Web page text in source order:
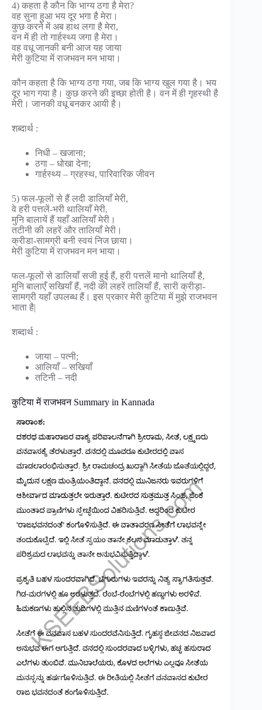
4) कहता है कौन कि भाग्य ठगा है मेरा?
वह सुना हुआ भय दूर भगा है मेरा।
कुछ करने में अब हाथ लगा है मेरा,
वन में ही तो गार्हस्थ्य जगा है मेरा।
वह वधू जानकी बनी आज यह जाया
मेरी कुटिया में राजभवन मन भाया।
कौन कहता है कि भाग्य ठगा गया, जब कि भाग्य खुल गया है। भय
दूर भाग गया है। कुछ करने की इच्छा होती है। वन में ही गृहस्थी है
मेरी। जानकी वधू बनकर आयी है।
शब्दार्थ :
निधी – खजाना;
ठगा – धोखा देना;
गार्हस्थ्य – ग्रहस्थ, पारिवारिक जीवन
5) फल-फूलों से हैं लदी डालियाँ मेरी,
वे हरी पत्तलें-भरी थालियाँ मेरी,
मुनि बालायें हैं यहाँ आलियाँ मेरी।
तटीनी की लहरें और तालियाँ मेरी।
क्रीडा-सामग्री बनी स्वयं निज छाया।
मेरी कुटिया में राजभवन मन भाया।
फल-फूलों से डालियाँ सजी हुई हैं, हरी पत्तलें मानो थालियाँ है,
मुनि बालाएँ सखियाँ हैं, नदी की लहरें तालियाँ हैं, सारी क्रीड़ा-
सामग्री यहाँ उपलब्ध हैं। इस प्रकार मेरी कुटिया में मुझे राजभवन
भाता है|
शब्दार्थ :
जाया – पत्नी;
आलियाँ – सखियाँ
तटिनी – नदी
कुटिया में राजभवन Summary in Kannada